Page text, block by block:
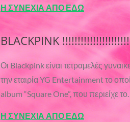
Η ΣΥΝΕΧΙΑ ΑΠΟ ΕΔΩ
BLACKPINK
Οι Blackpink είναι τετραμελές
την εταιρία YG Entertainment το
album “Square One”, που περιείχε
Η ΣΥΝΕΧΙΑ ΑΠΟ ΕΔΩ